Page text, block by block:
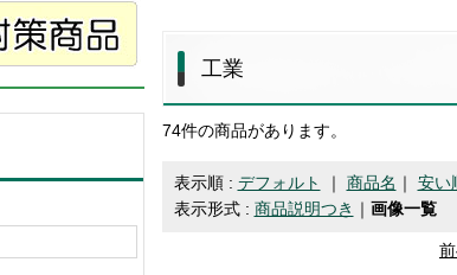
工業
74件の商品があります。
表示順 : デフォルト ｜ 商品名 ｜ 安い
表示形式 : 商品説明つき ｜ 画像一覧